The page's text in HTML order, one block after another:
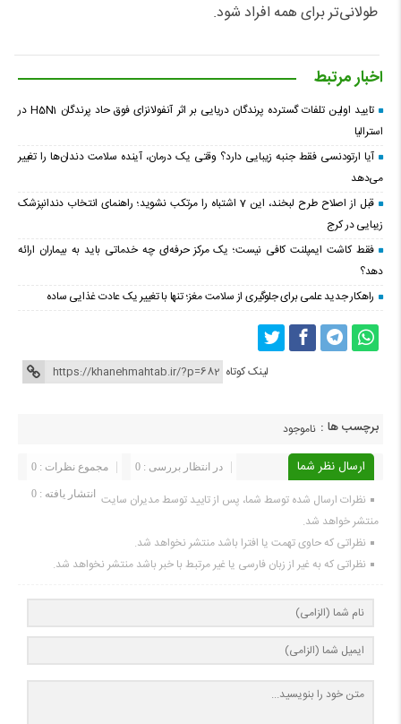
طولانی‌تر برای همه افراد شود.
اخبار مرتبط
تایید اولین تلفات گسترده پرندگان دریایی بر اثر آنفولانزای فوق حاد پرندگان H5N1 در
استرالیا
آیا ارتودنسی فقط جنبه زیبایی دارد؟ وقتی یک درمان، آینده سلامت دندان‌ها را تغییر
می‌دهد
قبل از اصلاح طرح لبخند، این 7 اشتباه را مرتکب نشوید؛ راهنمای انتخاب دندانپزشک
زیبایی در کرج
فقط کاشت ایمپلنت کافی نیست؛ یک مرکز حرفه‌ای چه خدماتی باید به بیماران ارائه
دهد؟
راهکار جدید علمی برای جلوگیری از سلامت مغز؛ تنها با تغییر یک عادت غذایی ساده
لینک کوتاه
برچسب ها : ناموجود
ارسال نظر شما مجموع نظرات : 0 در انتظار بررسی : 0
انتشار یافته : 0
نظرات ارسال شده توسط شما، پس از تایید توسط مدیران سایت
منتشر خواهد شد.
نظراتی که حاوی تهمت یا افترا باشد منتشر نخواهد شد.
نظراتی که به غیر از زبان فارسی یا غیر مرتبط با خبر باشد منتشر نخواهد شد.